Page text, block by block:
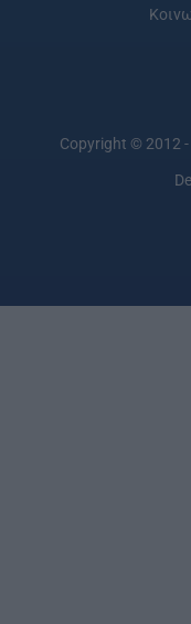
Copyright © 2012 -